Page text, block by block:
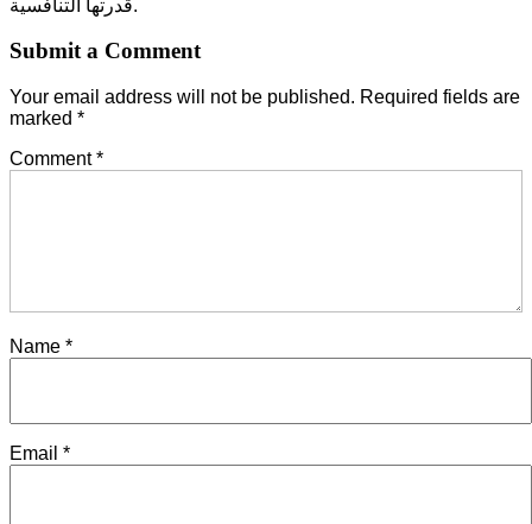
قدرتها التنافسية.
Submit a Comment
Your email address will not be published. Required fields are
marked *
Comment*
Name *
Email *